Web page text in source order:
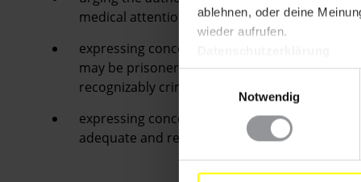
ablehnen, oder deine
wieder aufrufen.
Notwendig
medical attention and regular access to
expressing concern that Ayatollah Sayed
may be prisoners of conscience, who should
recognizably criminal offence and given a fair
expressing concern that Ayatollah Sayed
adequate and regular access to legal